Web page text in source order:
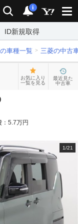
検索 通知
i
ID新規取得
車種一覧 三菱の中古
お気に入り
一覧を見る
最近見た
中古車
5.7万円
1/21